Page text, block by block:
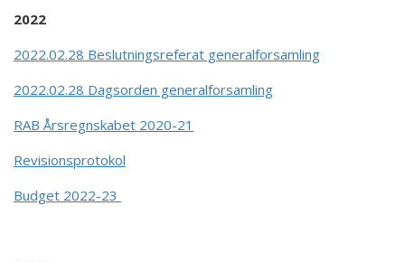
2022
2022.02.28 Beslutningsreferat generalforsamling
2022.02.28 Dagsorden generalforsamling
RAB Årsregnskabet 2020-21
Revisionsprotokol
Budget 2022-23